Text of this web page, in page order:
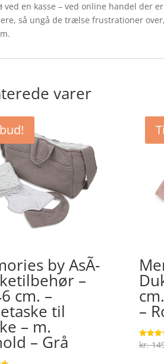
ved en kasse – ved online handel der
så ungå de trælse frustrationer
varer
by AsÃ­
–
cm. –
til
– m.
– Grå
–
Vurderet
4.5
kr.